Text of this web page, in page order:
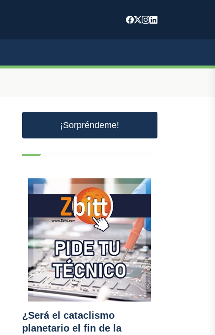
¡Sorpréndeme!
¿Será el cataclismo
planetario el fin de la